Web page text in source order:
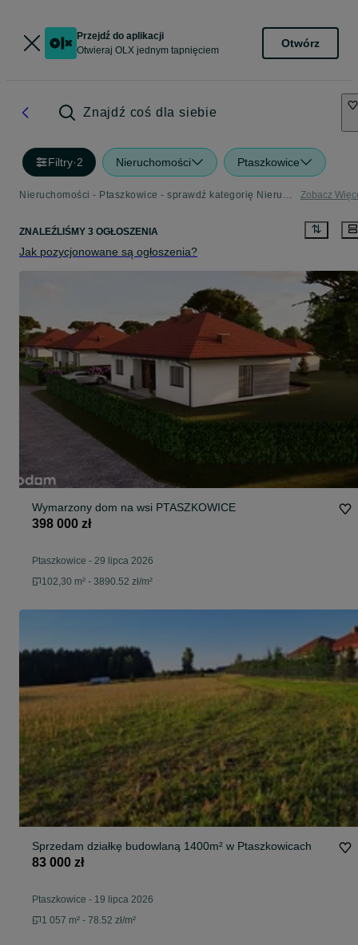
Przejdź do aplikacji
Otwieraj OLX jednym tapnięciem
Otwórz
Znajdź coś dla siebie
Filtry·2 Nieruchomości Ptaszkowice
Nieruchomości - Ptaszkowice - sprawdź kategorię Nieruchomości Zobacz
ZNALEŹLIŚMY 3 OGŁOSZENIA
Jak pozycjonowane są ogłoszenia?
Wymarzony dom na wsi PTASZKOWICE
398 000 zł
Ptaszkowice - 29 lipca 2026
102,30 m² - 3890.52 zł/m²
Sprzedam działkę budowlaną 1400m² w Ptaszkowicach
83 000 zł
Ptaszkowice - 19 lipca 2026
1 057 m² - 78.52 zł/m²